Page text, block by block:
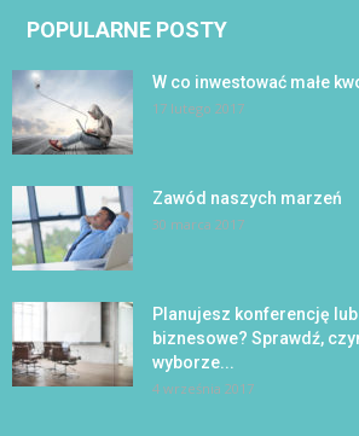
POPULARNE POSTY
W co inwestować małe
17 lutego 2017
Zawód naszych marzeń
30 marca 2017
Planujesz konferencję
biznesowe? Sprawdź,
wyborze...
4 września 2017